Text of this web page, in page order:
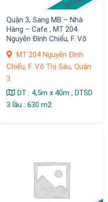
Quận 3, Sang MB – Nhà
Hàng – Cafe , MT 204
Nguyễn Đình Chiểu, F. Võ
MT 204 Nguyễn Đình
Chiểu, F. Võ Thị Sáu, Quận
3
DT : 4,5m x 40m , DTSD
3 lầu : 630 m2